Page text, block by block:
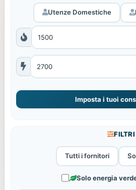
Utenze Domestiche
Imposta i tuoi
FILTRI
Tutti i fornitori
Solo energia